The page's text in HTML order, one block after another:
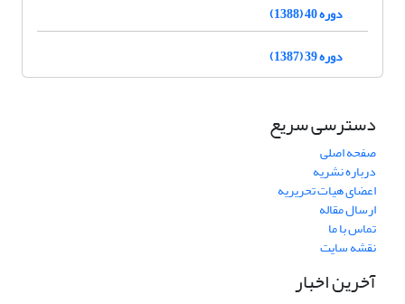
دوره 40 (1388)
دوره 39 (1387)
دسترسی سریع
صفحه اصلی
درباره نشریه
اعضای هیات تحریریه
ارسال مقاله
تماس با ما
نقشه سایت
آخرین اخبار